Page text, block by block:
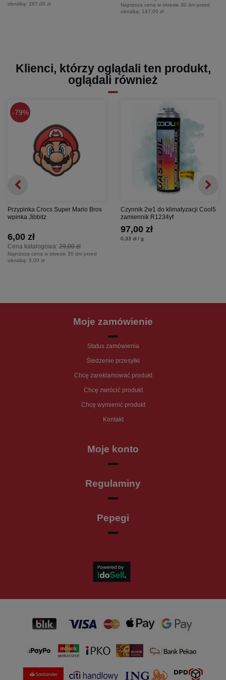
obniżką: 287,00 zł
Najniższa cena w okresie 30 dni przed
obniżką: 147,00 zł
Klienci, którzy oglądali ten produkt,
oglądali również
79%
Przypinka Crocs Super Mario Bros
wpinka Jibbitz
Cena katalogowa: 29,00 zł
6,00 zł
Najniższa cena w okresie 30 dni przed
obniżką: 5,00 zł
Czynnik 2w1 do klimatyzacji Cool5
zamiennik R1234yf
97,00 zł
0,33 zł / g
Moje zamówienie
Status zamówienia
Śledzenie przesyłki
Chcę zareklamować produkt
Chcę zwrócić produkt
Chcę wymienić produkt
Kontakt
Moje konto
Regulaminy
Pepegi